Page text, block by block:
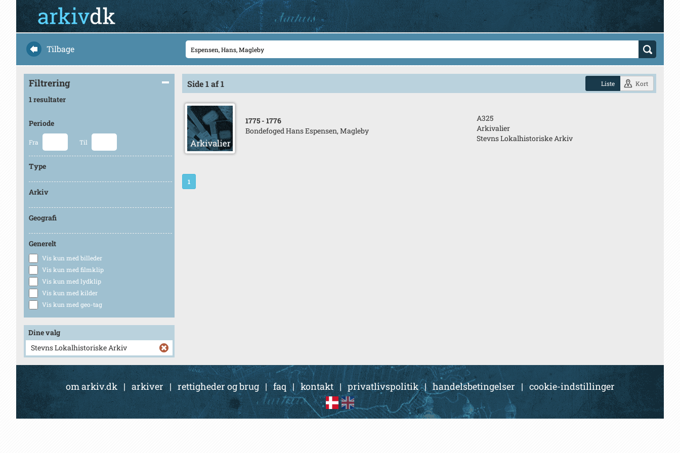
Tilbage
Filtrering
1 resultater
Periode
Fra Til
Type
Arkiv
Geografi
Generelt
Vis kun med billeder
Vis kun med filmklip
Vis kun med lydklip
Vis kun med kilder
Vis kun med geo-tag
Dine valg
Stevns Lokalhistoriske Arkiv
Side 1 af 1 Liste Kort
1775 - 1776
Bondefoged Hans Espensen, Magleby
A325
Arkivalier
Stevns Lokalhistoriske Arkiv
1
om arkiv.dk | arkiver| rettigheder og brug|faq |kontakt| privatlivspolitik|handelsbetingelser | cookie-indstillinger